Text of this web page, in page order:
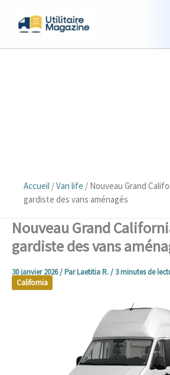
Accueil /Van life / Nouveau Grand
gardiste des vans aménagés
Nouveau Grand
gardiste des vans
30 janvier 2026/ ParLaetitia R./ 3 minutes de
California